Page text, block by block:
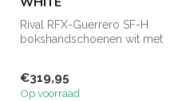
Rival RFX-Guerrero SF-H
bokshandschoenen wit met
€319,95
Op voorraad